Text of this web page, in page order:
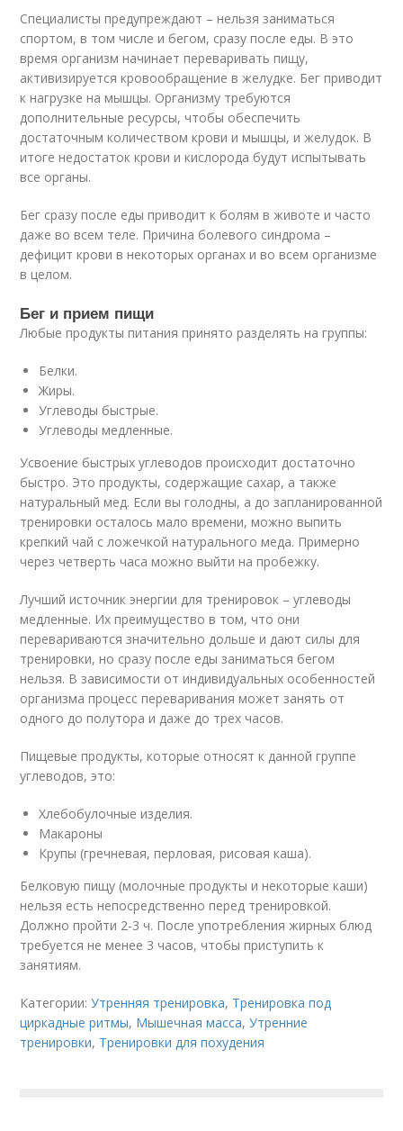
Специалисты предупреждают – нельзя заниматься
спортом, в том числе и бегом, сразу после еды. В это
время организм начинает переваривать пищу,
активизируется кровообращение в желудке. Бег приводит
к нагрузке на мышцы. Организму требуются
дополнительные ресурсы, чтобы обеспечить
достаточным количеством крови и мышцы, и желудок. В
итоге недостаток крови и кислорода будут испытывать
все органы.
Бег сразу после еды приводит к болям в животе и часто
даже во всем теле. Причина болевого синдрома –
дефицит крови в некоторых органах и во всем организме
в целом.
Бег и прием пищи
Любые продукты питания принято разделять на группы:
Белки.
Жиры.
Углеводы быстрые.
Углеводы медленные.
Усвоение быстрых углеводов происходит достаточно
быстро. Это продукты, содержащие сахар, а также
натуральный мед. Если вы голодны, а до запланированной
тренировки осталось мало времени, можно выпить
крепкий чай с ложечкой натурального меда. Примерно
через четверть часа можно выйти на пробежку.
Лучший источник энергии для тренировок – углеводы
медленные. Их преимущество в том, что они
перевариваются значительно дольше и дают силы для
тренировки, но сразу после еды заниматься бегом
нельзя. В зависимости от индивидуальных особенностей
организма процесс переваривания может занять от
одного до полутора и даже до трех часов.
Пищевые продукты, которые относят к данной группе
углеводов, это:
Хлебобулочные изделия.
Макароны
Крупы (гречневая, перловая, рисовая каша).
Белковую пищу (молочные продукты и некоторые каши)
нельзя есть непосредственно перед тренировкой.
Должно пройти 2-3 ч. После употребления жирных блюд
требуется не менее 3 часов, чтобы приступить к
занятиям.
Категории:Утренняя тренировка, Тренировка под
циркадные ритмы, Мышечная масса,Утренние
тренировки, Тренировки для похудения